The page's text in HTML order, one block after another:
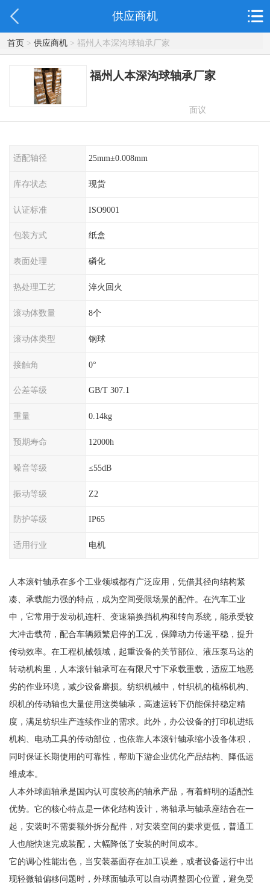
供应商机
首页> 供应商机> 福州人本深沟球轴承厂家
福州人本深沟球轴承厂家
面议
适配轴径 25mm±0.008mm
库存状态 现货
认证标准 ISO9001
包装方式 纸盒
表面处理 磷化
热处理工艺 淬火回火
滚动体数量 8个
滚动体类型 钢球
接触角 0°
公差等级 GB/T 307.1
重量 0.14kg
预期寿命 12000h
噪音等级 ≤55dB
振动等级 Z2
防护等级 IP65
适用行业 电机
人本滚针轴承在多个工业领域都有广泛应用，凭借其径向结构紧
凑、承载能力强的特点，成为空间受限场景的配件。在汽车工业
中，它常用于发动机连杆、变速箱换挡机构和转向系统，能承受较
大冲击载荷，配合车辆频繁启停的工况，保障动力传递平稳，提升
传动效率。在工程机械领域，起重设备的关节部位、液压泵马达的
转动机构里，人本滚针轴承可在有限尺寸下承载重载，适应工地恶
劣的作业环境，减少设备磨损。纺织机械中，针织机的梳棉机构、
织机的传动轴也大量使用这类轴承，高速运转下仍能保持稳定精
度，满足纺织生产连续作业的需求。此外，办公设备的打印机进纸
机构、电动工具的传动部位，也依靠人本滚针轴承缩小设备体积，
同时保证长期使用的可靠性，帮助下游企业优化产品结构、降低运
维成本。
人本外球面轴承是国内认可度较高的轴承产品，有着鲜明的适配性
优势。它的核心特点是一体化结构设计，将轴承与轴承座结合在一
起，安装时不需要额外拆分配件，对安装空间的要求更低，普通工
人也能快速完成装配，大幅降低了安装的时间成本。
它的调心性能出色，当安装基面存在加工误差，或者设备运行中出
现轻微轴偏移问题时，外球面轴承可以自动调整圆心位置，避免受